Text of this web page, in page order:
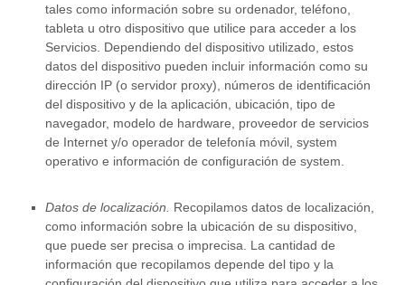
tales como información sobre su ordenador, teléfono,
tableta u otro dispositivo que utilice para acceder a los
Servicios. Dependiendo del dispositivo utilizado, estos
datos del dispositivo pueden incluir información como su
dirección IP (o servidor proxy), números de identificación
del dispositivo y de la aplicación, ubicación, tipo de
navegador, modelo de hardware, proveedor de servicios
de Internet y/o operador de telefonía móvil, system
operativo e información de configuración de system.
Datos de localización.
Recopilamos datos de localización,
como información sobre la ubicación de su dispositivo,
que puede ser precisa o imprecisa. La cantidad de
información que recopilamos depende del tipo y la